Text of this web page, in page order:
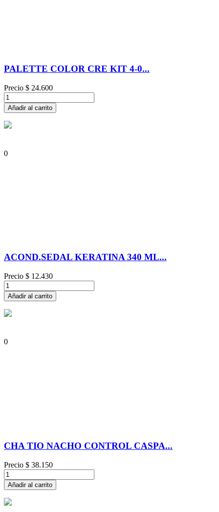
PALETTE COLOR CRE KIT 4-0...
Precio $ 24.600
Añadir al carrito
0
ACOND.SEDAL KERATINA 340 ML...
Precio $ 12.430
Añadir al carrito
0
CHA TIO NACHO CONTROL CASPA...
Precio $ 38.150
Añadir al carrito